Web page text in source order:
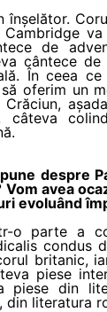
înșelător.
de
cântece
În ceea
oferim un
câteva
despre
avea
evoluând
o parte a
condus
britanic,
piese
piese din
din literatura